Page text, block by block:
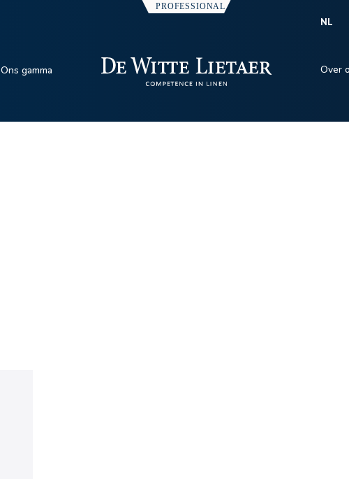
Ons gamma
NL
Over